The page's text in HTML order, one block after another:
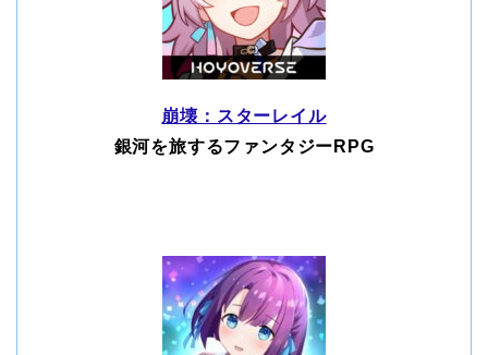
崩壊：スターレイル
銀河を旅するファンタジーRPG